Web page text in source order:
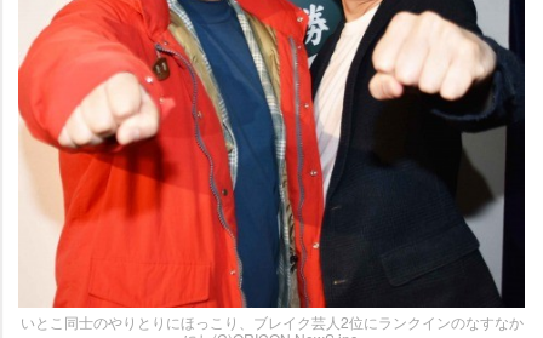
いとこ同士のやりとりにほっこり、ブレイク芸人2位にランクインのなすなか